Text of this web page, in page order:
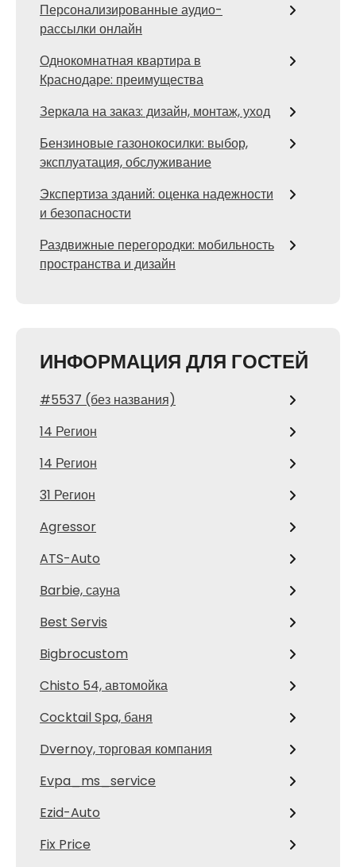
Персонализированные аудио-
рассылки онлайн
Однокомнатная квартира в
Краснодаре: преимущества
Зеркала на заказ: дизайн, монтаж, уход
Бензиновые газонокосилки: выбор,
эксплуатация, обслуживание
Экспертиза зданий: оценка надежности
и безопасности
Раздвижные перегородки: мобильность
пространства и дизайн
ИНФОРМАЦИЯ ДЛЯ ГОСТЕЙ
#5537 (без названия)
14 Регион
14 Регион
31 Регион
Agressor
ATS-Auto
Barbie, сауна
Best Servis
Bigbrocustom
Chisto 54, автомойка
Cocktail Spa, баня
Dvernoy, торговая компания
Evpa_ms_service
Ezid-Auto
Fix Price